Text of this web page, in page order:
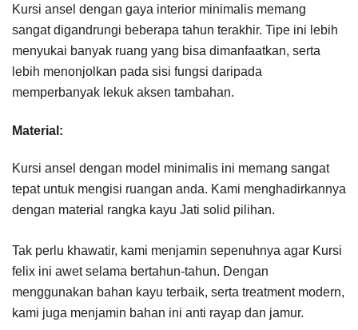
Kursi ansel dengan gaya interior minimalis memang
sangat digandrungi beberapa tahun terakhir. Tipe ini lebih
menyukai banyak ruang yang bisa dimanfaatkan, serta
lebih menonjolkan pada sisi fungsi daripada
memperbanyak lekuk aksen tambahan.
Material:
Kursi ansel dengan model minimalis ini memang sangat
tepat untuk mengisi ruangan anda. Kami menghadirkannya
dengan material rangka kayu Jati solid pilihan.
Tak perlu khawatir, kami menjamin sepenuhnya agar Kursi
felix ini awet selama bertahun-tahun. Dengan
menggunakan bahan kayu terbaik, serta treatment modern,
kami juga menjamin bahan ini anti rayap dan jamur.